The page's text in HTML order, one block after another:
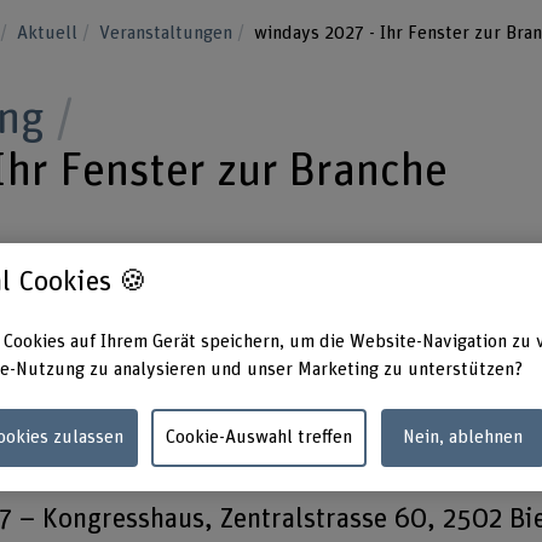
Aktuell Veranstaltungen windays 2027 - Ihr Fenster zur
Fenster zur Branche
mit begleitender Ausstellung sind die
Mit rund 350 teilnehmenden
Fenster- und Fassadenbranche aus der
deutsch- und
bieten sie Gelegenheit zu Begegnung
Kongresshaus, Zentralstrasse 60, 2502
Cookies 🍪
auf Ihrem Gerät speichern, um die Website-Navigation zu
Nutzung zu analysieren und unser Marketing zu unterstützen?
zulassen Cookie-Auswahl treffen Nein, ablehnen